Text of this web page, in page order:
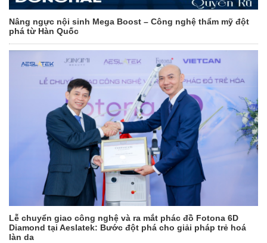
Nâng ngực nội sinh Mega Boost – Công nghệ thẩm mỹ đột
phá từ Hàn Quốc
Lễ chuyển giao công nghệ và ra mắt phác đồ Fotona 6D
Diamond tại Aeslatek: Bước đột phá cho giải pháp trẻ hoá
làn da